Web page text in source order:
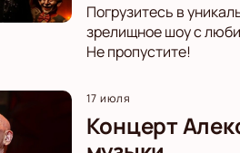
Погрузитесь в
зрелищное шоу с
Не пропустите!
17 июля
Концерт